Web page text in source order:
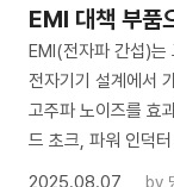
EMI 대책 부품
EMI(전자파 간섭)는
전자기기 설계에서
고주파 노이즈를 효
드 초크, 파워 인덕
2025.08.07
by